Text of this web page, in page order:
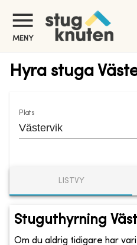
MENY
Hyra stuga
Plats
LISTVY
Stuguthyrning
Om du aldrig tidigare har